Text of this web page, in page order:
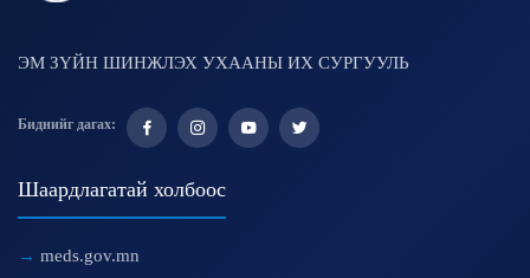
ЭМ ЗҮЙН ШИНЖЛЭХ УХААНЫ ИХ СУРГУУЛЬ
Биднийг дагах:
Шаардлагатай холбоос
meds.gov.mn